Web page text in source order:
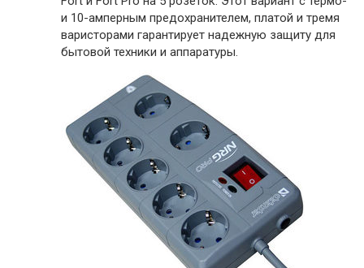
и 10-амперным предохранителем, платой и тремя
варисторами гарантирует надежную защиту для
бытовой техники и аппаратуры.